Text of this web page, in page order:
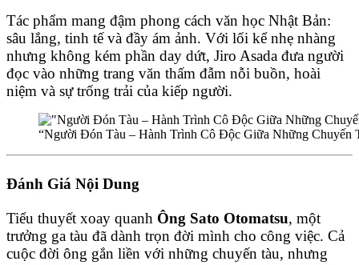
Tác phẩm mang đậm phong cách văn học Nhật Bản:
sâu lắng, tinh tế và đầy ám ảnh. Với lối kể nhẹ nhàng
nhưng không kém phần day dứt, Jiro Asada đưa người
đọc vào những trang văn thấm đẫm nỗi buồn, hoài
niệm và sự trống trải của kiếp người.
“Người Đón Tàu – Hành Trình Cô Độc Giữa Những Chuyến
Đánh Giá Nội Dung
Tiểu thuyết xoay quanh Ông Sato Otomatsu, một
trưởng ga tàu đã dành trọn đời mình cho công việc. Cả
cuộc đời ông gắn liền với những chuyến tàu, nhưng